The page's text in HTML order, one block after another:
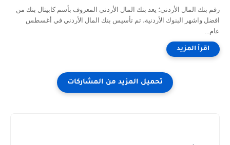
رقم بنك المال الأردني؛ يعد بنك المال الأردني المعروف بأسم كابيتال بنك من
افضل واشهر البنوك الأردنية، تم تأسيس بنك المال الأردني في أغسطس
عام...